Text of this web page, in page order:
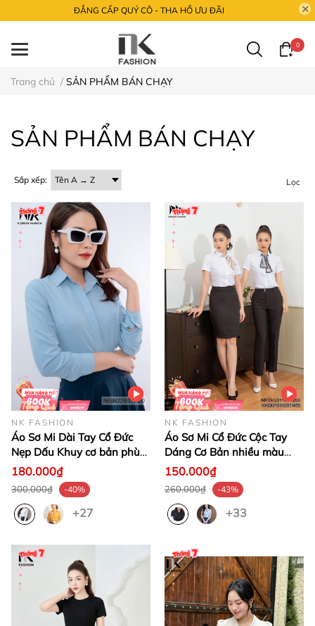
ĐẲNG CẤP QUÝ CÔ - THA HỒ ƯU ĐÃI
0
Trang chủ / SẢN PHẨM BÁN CHẠY
SẢN PHẨM BÁN CHẠY
Sắp xếp: Lọc
NK FASHION
Áo Sơ Mi Dài Tay Cổ Đức
Nẹp Dấu Khuy cơ bản phù
hợp nhiều kiểu dáng
NKSM2010011 ( Ko kèm
QU/CV/PK)
180.000₫
300.000₫ -40%
+27
NK FASHION
Áo Sơ Mi Cổ Đức Cộc Tay
Dáng Cơ Bản nhiều màu
sắc, phù hợp nhiều kiểu
dáng NKSM2011007
150.000₫
260.000₫ -43%
+33